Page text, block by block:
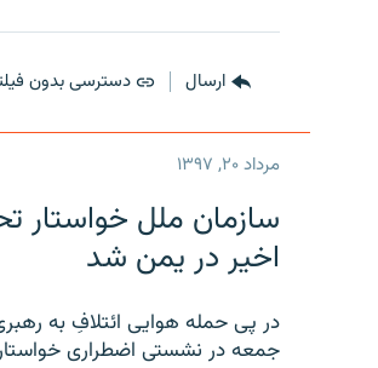
ارسال دسترسی بدون
مرداد ۲۰, ۱۳۹۷
سازمان ملل خواستار
اخیر در یمن شد
در پی حمله هوایی ائتلافِ به
جمعه در نشستی اضطراری